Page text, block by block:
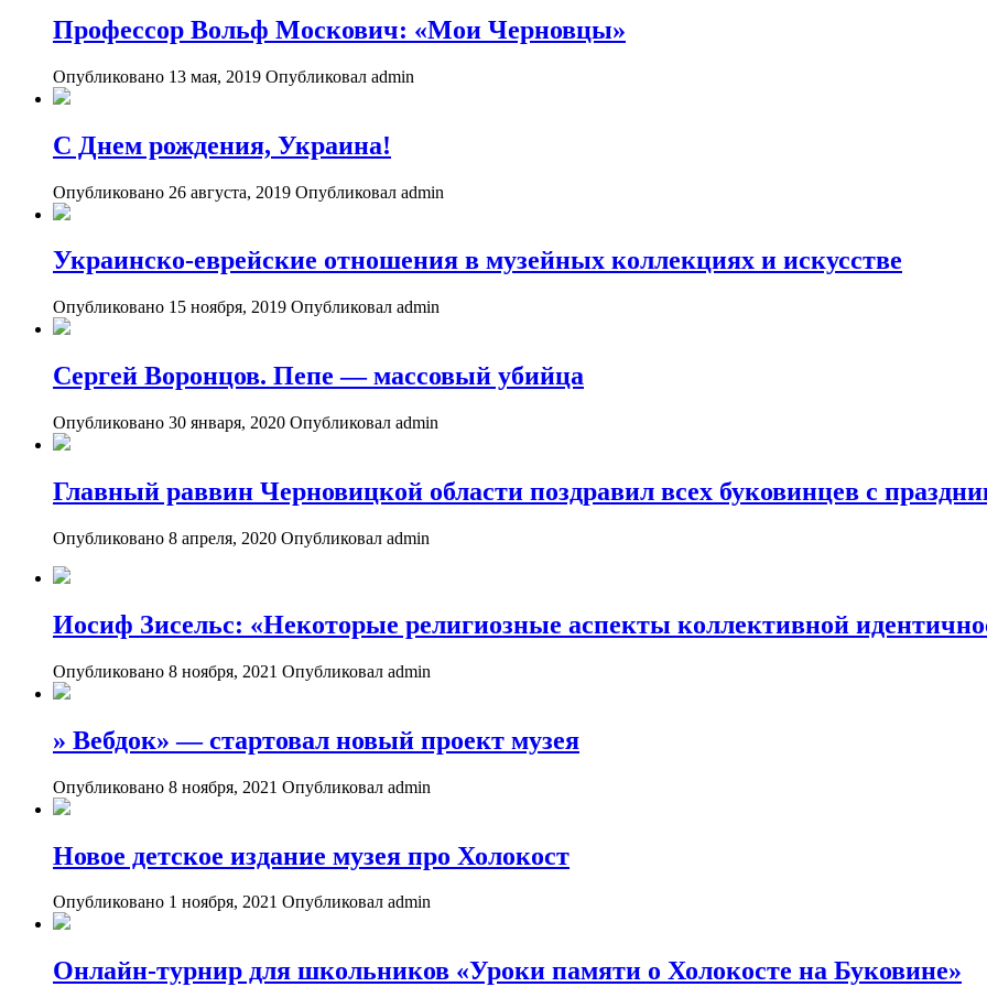
Профессор Вольф Москович: «Мои Черновцы»
Опубликовано 13 мая, 2019 Опубликовал admin
С Днем рождения, Украина!
Опубликовано 26 августа, 2019 Опубликовал admin
Украинско-еврейские отношения в музейных коллекциях и искусстве
Опубликовано 15 ноября, 2019 Опубликовал admin
Сергей Воронцов. Пепе — массовый убийца
Опубликовано 30 января, 2020 Опубликовал admin
Главный раввин Черновицкой области поздравил всех буковинцев с
Опубликовано 8 апреля, 2020 Опубликовал admin
Иосиф Зисельс: «Некоторые религиозные аспекты коллективной
Опубликовано 8 ноября, 2021 Опубликовал admin
» Вебдок» — стартовал новый проект музея
Опубликовано 8 ноября, 2021 Опубликовал admin
Новое детское издание музея про Холокост
Опубликовано 1 ноября, 2021 Опубликовал admin
Онлайн-турнир для школьников «Уроки памяти о Холокосте на Буковине»